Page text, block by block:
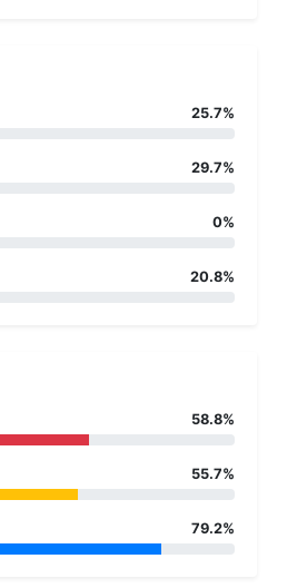
25.7%
29.7%
0%
20.8%
58.8%
55.7%
79.2%